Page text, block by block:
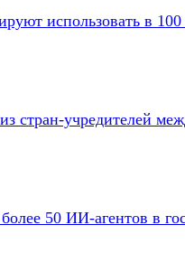
использовать в 100
стран‑учредителей
50 ИИ‑агентов в